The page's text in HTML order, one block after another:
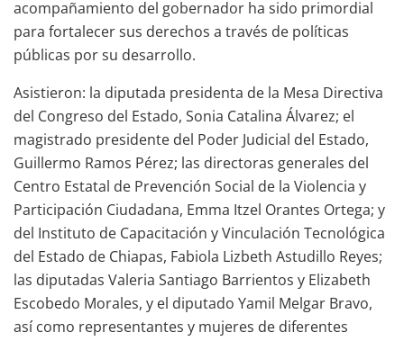
acompañamiento del gobernador ha sido primordial
para fortalecer sus derechos a través de políticas
públicas por su desarrollo.
Asistieron: la diputada presidenta de la Mesa Directiva
del Congreso del Estado, Sonia Catalina Álvarez; el
magistrado presidente del Poder Judicial del Estado,
Guillermo Ramos Pérez; las directoras generales del
Centro Estatal de Prevención Social de la Violencia y
Participación Ciudadana, Emma Itzel Orantes Ortega; y
del Instituto de Capacitación y Vinculación Tecnológica
del Estado de Chiapas, Fabiola Lizbeth Astudillo Reyes;
las diputadas Valeria Santiago Barrientos y Elizabeth
Escobedo Morales, y el diputado Yamil Melgar Bravo,
así como representantes y mujeres de diferentes